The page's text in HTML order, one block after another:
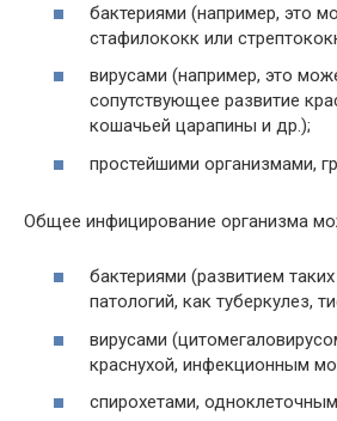
бактериями (например, это
стафилококк или
вирусами (например, это
сопутствующее развитие
кошачьей царапины и др.);
простейшими организмами,
Общее инфицирование организма
бактериями (развитием
патологий, как туберкулез,
вирусами
краснухой, инфекционным
спирохетами,